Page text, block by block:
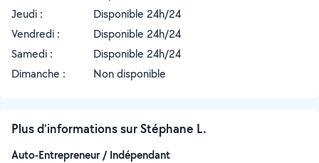
Jeudi :
Disponible 24h/24
Vendredi :
Disponible 24h/24
Samedi :
Disponible 24h/24
Dimanche :
Non disponible
Plus d’informations sur Stéphane L.
Auto-Entrepreneur / Indépendant